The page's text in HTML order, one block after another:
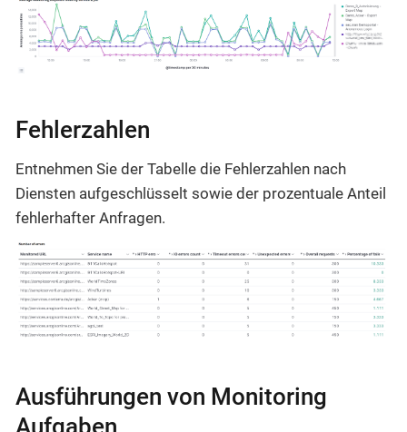
Fehlerzahlen
Entnehmen Sie der Tabelle die Fehlerzahlen nach
Diensten aufgeschlüsselt sowie der prozentuale Anteil
fehlerhafter Anfragen.
Ausführungen von Monitoring